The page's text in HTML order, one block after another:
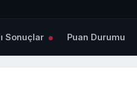
Sonuçlar Puan Durumu